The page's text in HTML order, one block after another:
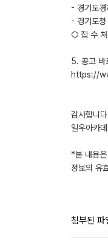
- 경기도
- 경기도
○ 접 수
5. 공고 바
https://
감사합니
일우아카
*본 내용은
정보의 유
첨부된 파